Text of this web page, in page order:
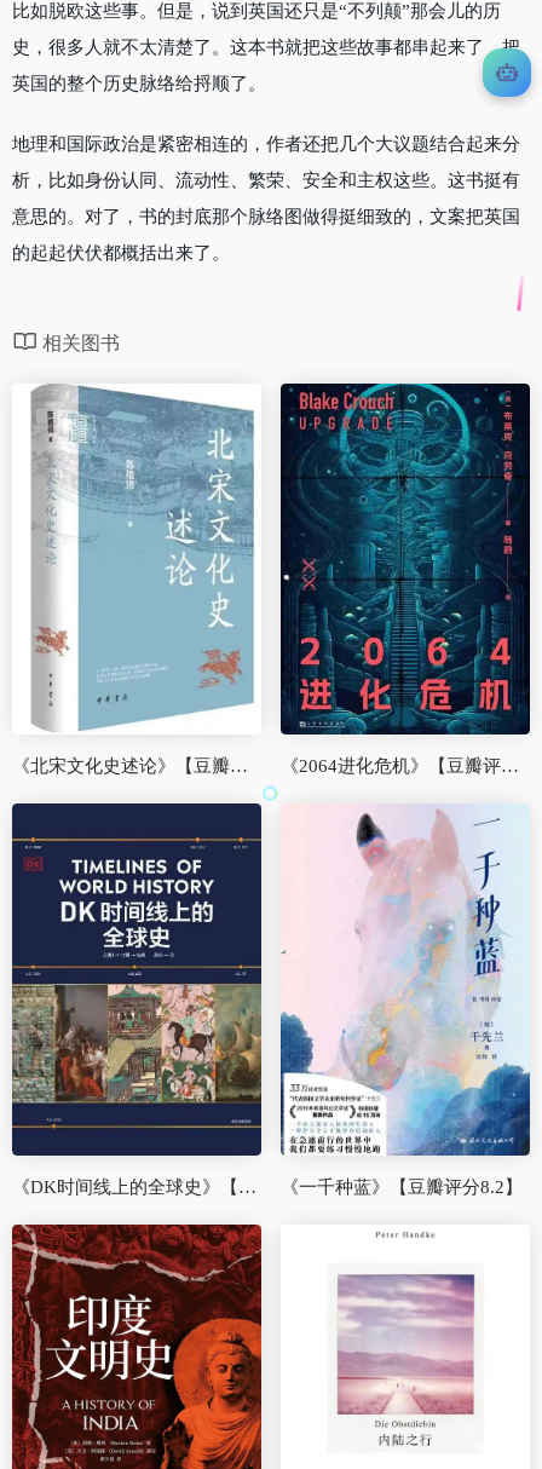
比如脱欧这些事。但是，说到英国还只是“不列颠”那会儿的历
史，很多人就不太清楚了。这本书就把这些故事都串起来了，把
英国的整个历史脉络给捋顺了。
地理和国际政治是紧密相连的，作者还把几个大议题结合起来分
析，比如身份认同、流动性、繁荣、安全和主权这些。这书挺有
意思的。对了，书的封底那个脉络图做得挺细致的，文案把英国
的起起伏伏都概括出来了。
相关图书
《北宋文化史述论》【豆瓣评分9.4】 《2064进化危机》【豆瓣评分8.0】
《DK时间线上的全球史》【豆瓣评分7.8】 《一千种蓝》【豆瓣评分8.2】